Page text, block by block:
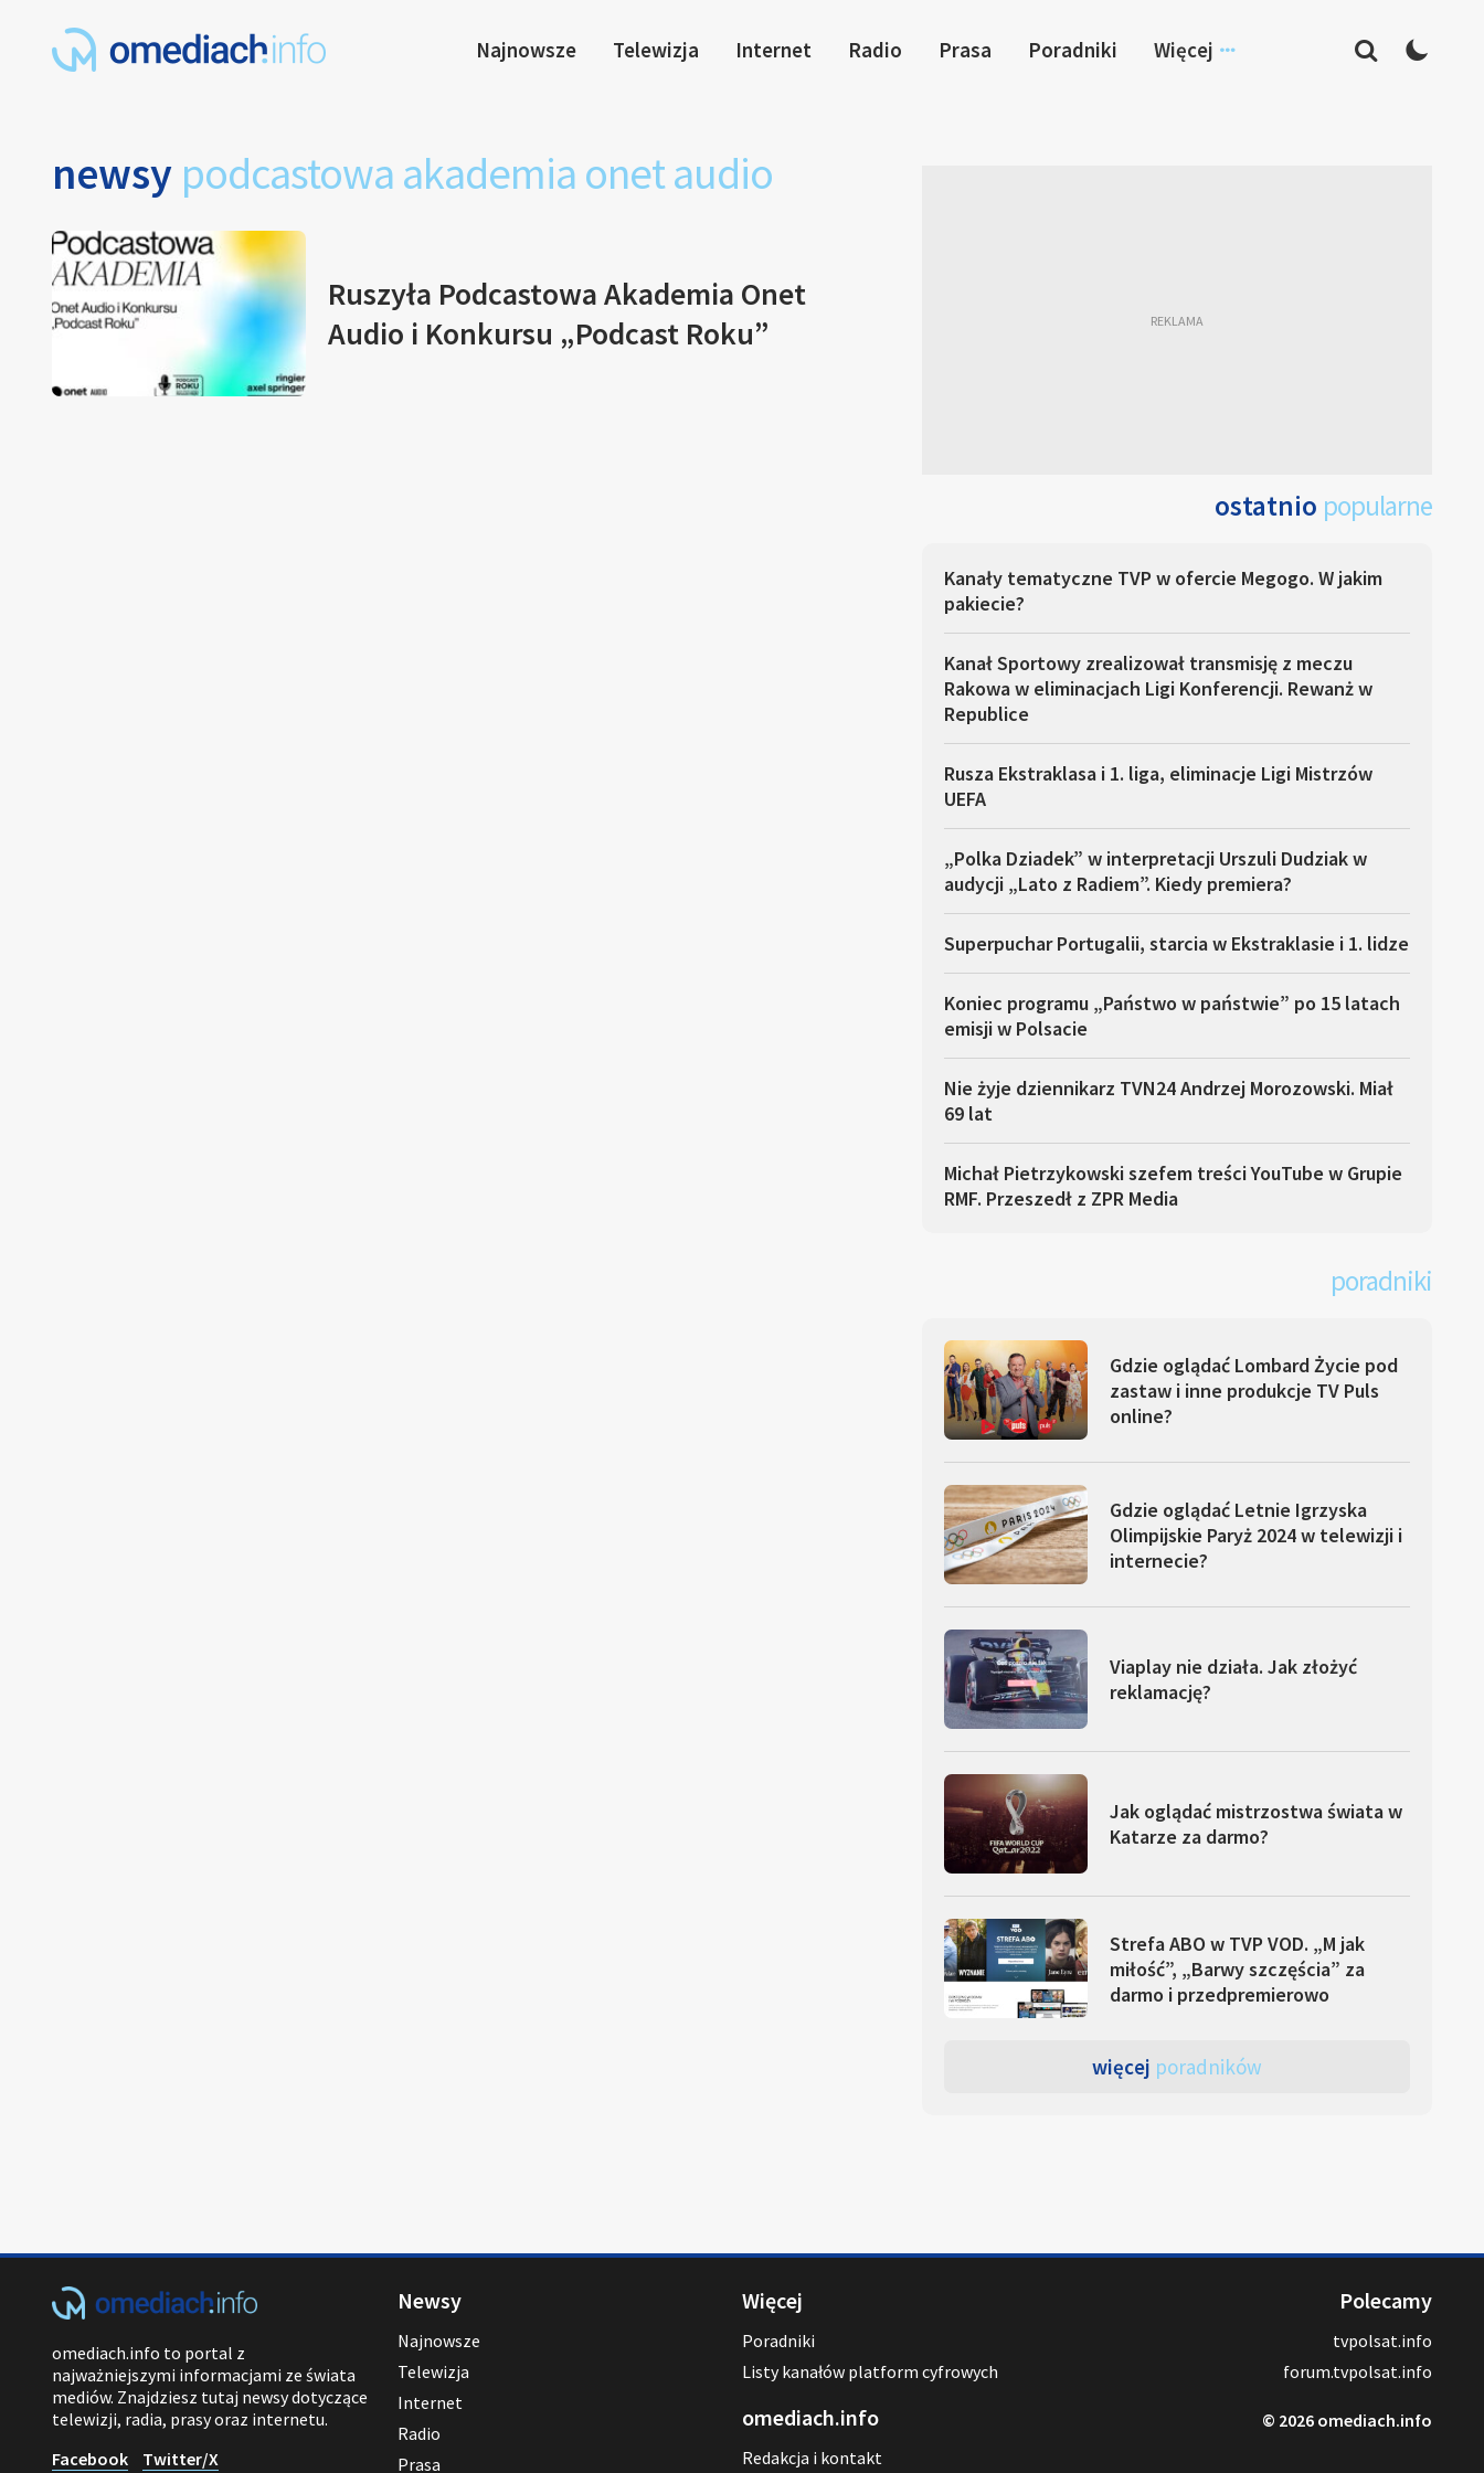
Najnowsze Telewizja Internet Radio Prasa Poradniki Więcej
newsy podcastowa akademia onet audio
Ruszyła Podcastowa Akademia Onet
Audio i Konkursu „Podcast Roku”
ostatnio popularne
Kanały tematyczne TVP w ofercie Megogo. W jakim
pakiecie?
Kanał Sportowy zrealizował transmisję z meczu
Rakowa w eliminacjach Ligi Konferencji. Rewanż w
Republice
Rusza Ekstraklasa i 1. liga, eliminacje Ligi Mistrzów
UEFA
„Polka Dziadek” w interpretacji Urszuli Dudziak w
audycji „Lato z Radiem”. Kiedy premiera?
Superpuchar Portugalii, starcia w Ekstraklasie i 1. lidze
Koniec programu „Państwo w państwie” po 15 latach
emisji w Polsacie
Nie żyje dziennikarz TVN24 Andrzej Morozowski. Miał
69 lat
Michał Pietrzykowski szefem treści YouTube w Grupie
RMF. Przeszedł z ZPR Media
poradniki
Gdzie oglądać Lombard Życie pod
zastaw i inne produkcje TV Puls
online?
Gdzie oglądać Letnie Igrzyska
Olimpijskie Paryż 2024 w telewizji i
internecie?
Viaplay nie działa. Jak złożyć
reklamację?
Jak oglądać mistrzostwa świata w
Katarze za darmo?
Strefa ABO w TVP VOD. „M jak
miłość”, „Barwy szczęścia” za
darmo i przedpremierowo
więcej poradników
omediach.info to portal z
najważniejszymi informacjami ze świata
mediów. Znajdziesz tutaj newsy dotyczące
telewizji, radia, prasy oraz internetu.
Facebook
Twitter/X
Newsy
Najnowsze
Telewizja
Internet
Radio
Prasa
Więcej
Poradniki
Listy kanałów platform cyfrowych
omediach.info
Redakcja i kontakt
Polecamy
tvpolsat.info
forum.tvpolsat.info
© 2026 omediach.info